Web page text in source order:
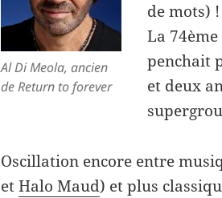
Al Di Meola, ancien
de Return to forever
de mots) !
La
penchait
et deux
Oscillation encore entre
etHalo Maud) et plus